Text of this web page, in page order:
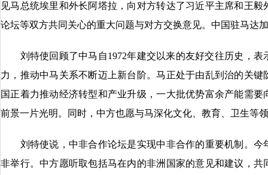
见马总统埃里和外长阿塔拉，向对方转达了习近平主席和王
论坛等双方共同关心的重大问题与对方交换意见。中国驻马达
刘特使回顾了中马自1972年建交以来的友好交往历史，表
力，推动中马关系不断迈上新台阶。马正处于由乱到治的关
国正着力推动经济转型和产业升级，一大批优势富余产能需
前景一片光明。同时，中方也愿与马深化文化、教育、卫生等
刘特使说，中非合作论坛是实现中非合作的重要机制。今
非举行。中方愿听取包括马在内的非洲国家的意见和建议，